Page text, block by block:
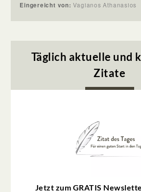
Eingereicht von:Vagianos Athanasios